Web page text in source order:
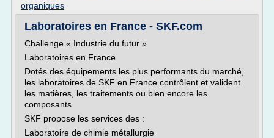
organiques
Laboratoires en France - SKF.com
Challenge « Industrie du futur »
Laboratoires en France
Dotés des équipements les plus performants du marché,
les laboratoires de SKF en France contrôlent et valident
les matières, les traitements ou bien encore les
composants.
SKF propose les services des :
Laboratoire de chimie métallurgie